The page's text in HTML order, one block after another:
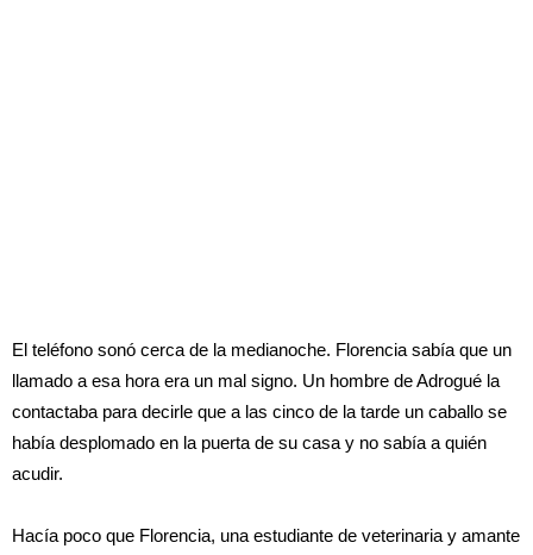
El teléfono sonó cerca de la medianoche. Florencia sabía que un
llamado a esa hora era un mal signo. Un hombre de Adrogué la
contactaba para decirle que a las cinco de la tarde un caballo se
había desplomado en la puerta de su casa y no sabía a quién
acudir.
Hacía poco que Florencia, una estudiante de veterinaria y amante